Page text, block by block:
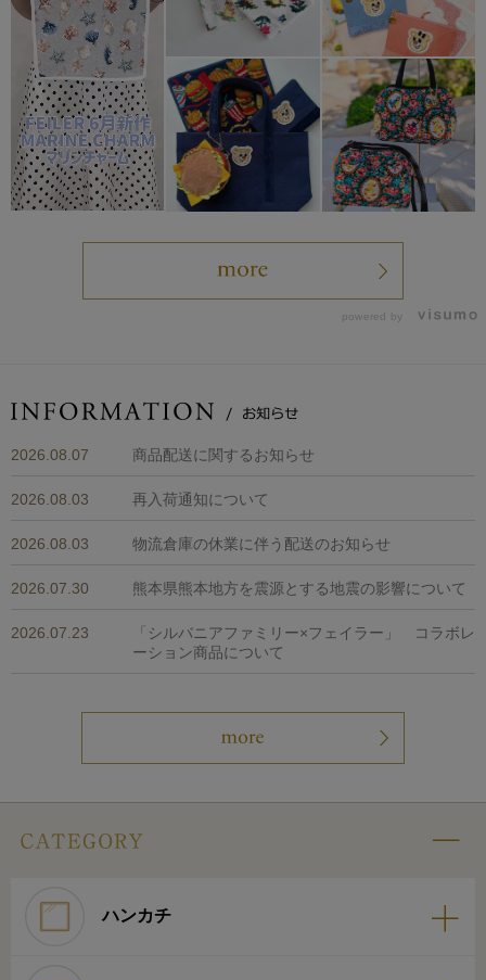
powered by
2026.08.07 商品配送に関するお知らせ
2026.08.03 再入荷通知について
2026.08.03 物流倉庫の休業に伴う配送のお知らせ
2026.07.30 熊本県熊本地方を震源とする地震の影響について
2026.07.23
「シルバニアファミリー×フェイラー」 コラボレ
ーション商品について
ハンカチ